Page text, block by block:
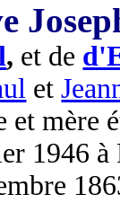
, et de
et
et mère
1946 à